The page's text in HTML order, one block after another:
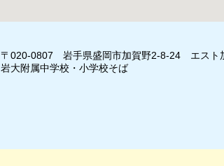
〒020-0807 岩手県盛岡市加賀野2-8-24 エスト
岩大附属中学校・小学校そば